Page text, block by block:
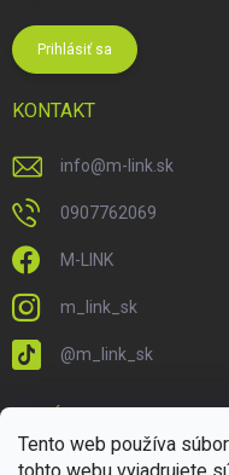
Tento web používa
Prihlásiť sa
KONTAKT
info@m-link.sk
0907762069
M-LINK
m_link_sk
@m_link_sk